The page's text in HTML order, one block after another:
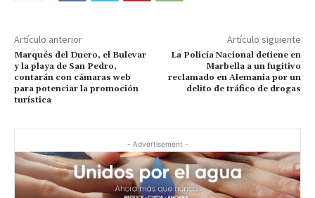
Artículo anterior
Marqués del Duero, el Bulevar
y la playa de San Pedro,
contarán con cámaras web
para potenciar la promoción
turística
Artículo siguiente
La Policía Nacional detiene en
Marbella a un fugitivo
reclamado en Alemania por un
delito de tráfico de drogas
- Advertisement -